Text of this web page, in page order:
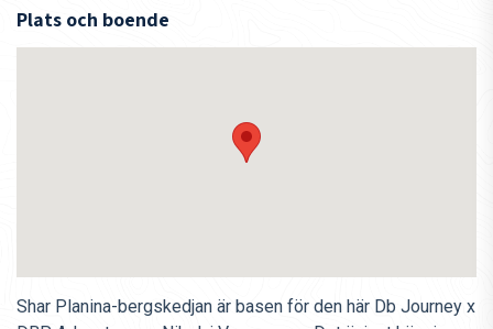
Plats och boende
Shar Planina-bergskedjan är basen för den här Db Journey x